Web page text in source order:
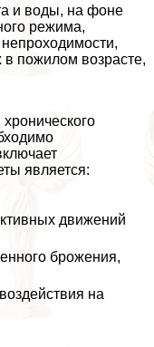
и воды, на фоне
режима,
пожилом возрасте,
является:
движений
брожения,
на